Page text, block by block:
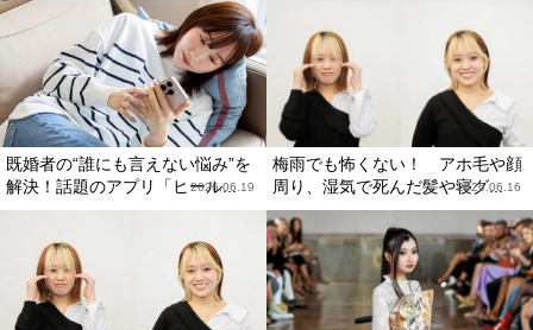
既婚者の“誰にも言えない悩み”を
解決！話題のアプリ「ヒール...
2026.06.19
梅雨でも怖くない！ アホ毛や顔
周り、湿気で死んだ髪や寝グ...
2026.06.16